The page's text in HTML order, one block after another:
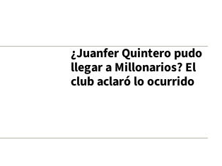
¿Juanfer Quintero pudo
llegar a Millonarios? El
club aclaró lo ocurrido